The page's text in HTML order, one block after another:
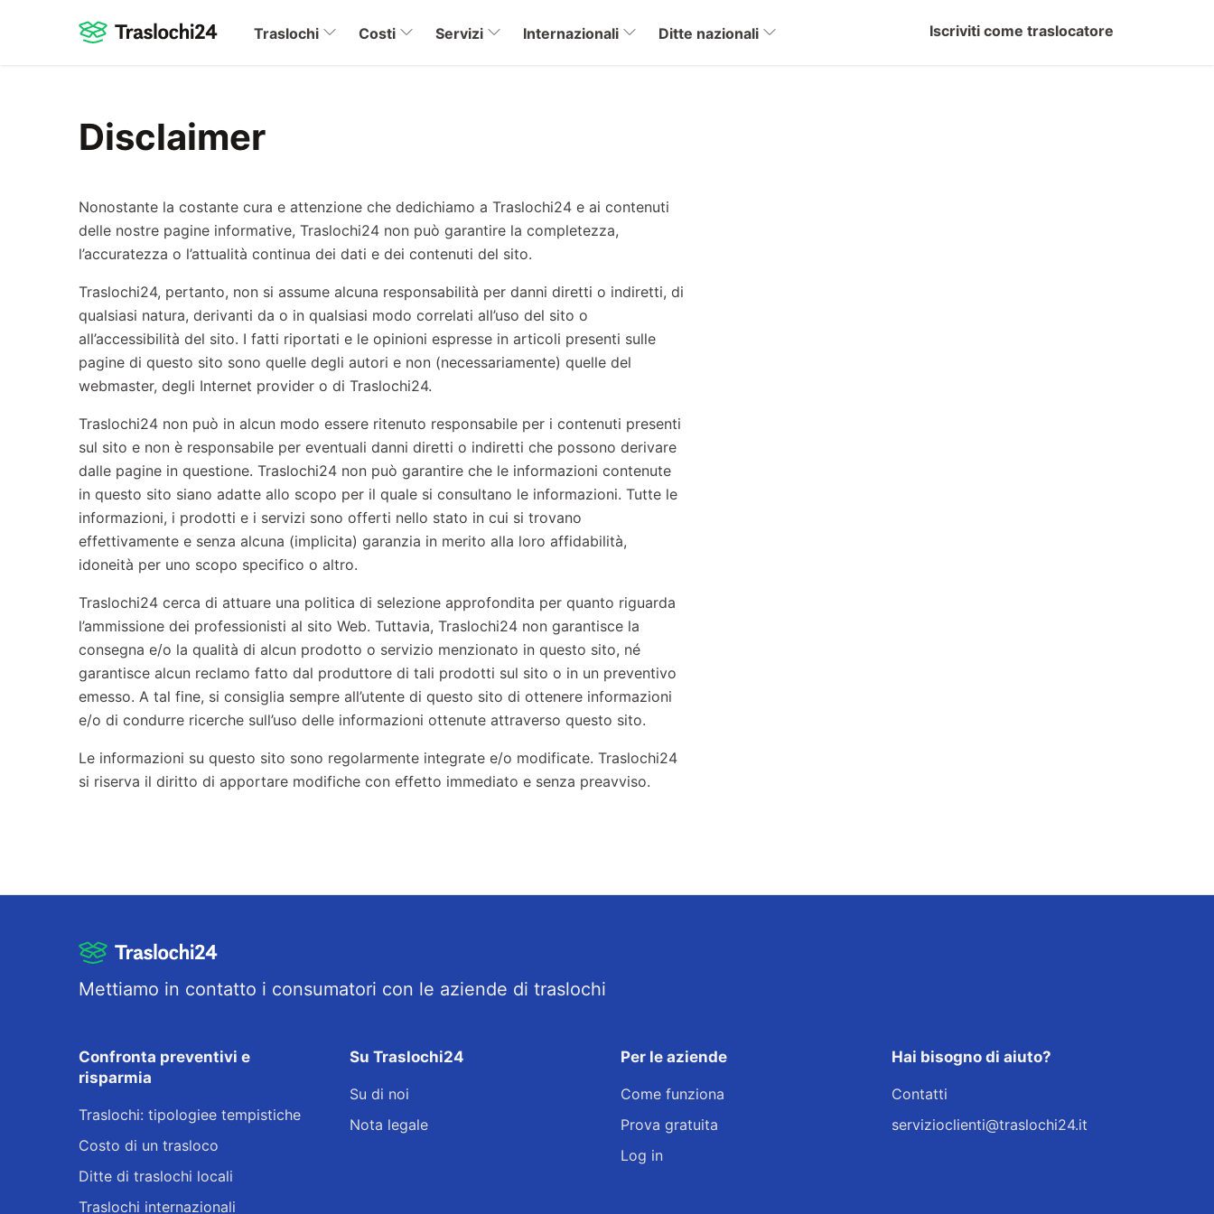
Traslochi Costi Servizi Internazionali Ditte nazionali Iscriviti come traslocatore
Disclaimer
Nonostante la costante cura e attenzione che dedichiamo a Traslochi24 e ai contenuti
delle nostre pagine informative, Traslochi24 non può garantire la completezza,
l’accuratezza o l’attualità continua dei dati e dei contenuti del sito.
Traslochi24, pertanto, non si assume alcuna responsabilità per danni diretti o indiretti, di
qualsiasi natura, derivanti da o in qualsiasi modo correlati all’uso del sito o
all’accessibilità del sito. I fatti riportati e le opinioni espresse in articoli presenti sulle
pagine di questo sito sono quelle degli autori e non (necessariamente) quelle del
webmaster, degli Internet provider o di Traslochi24.
Traslochi24 non può in alcun modo essere ritenuto responsabile per i contenuti presenti
sul sito e non è responsabile per eventuali danni diretti o indiretti che possono derivare
dalle pagine in questione. Traslochi24 non può garantire che le informazioni contenute
in questo sito siano adatte allo scopo per il quale si consultano le informazioni. Tutte le
informazioni, i prodotti e i servizi sono offerti nello stato in cui si trovano
effettivamente e senza alcuna (implicita) garanzia in merito alla loro affidabilità,
idoneità per uno scopo specifico o altro.
Traslochi24 cerca di attuare una politica di selezione approfondita per quanto riguarda
l’ammissione dei professionisti al sito Web. Tuttavia, Traslochi24 non garantisce la
consegna e/o la qualità di alcun prodotto o servizio menzionato in questo sito, né
garantisce alcun reclamo fatto dal produttore di tali prodotti sul sito o in un preventivo
emesso. A tal fine, si consiglia sempre all’utente di questo sito di ottenere informazioni
e/o di condurre ricerche sull’uso delle informazioni ottenute attraverso questo sito.
Le informazioni su questo sito sono regolarmente integrate e/o modificate. Traslochi24
si riserva il diritto di apportare modifiche con effetto immediato e senza preavviso.
Mettiamo in contatto i consumatori con le aziende di traslochi
Confronta preventivi e
risparmia
Traslochi: tipologiee tempistiche
Costo di un trasloco
Ditte di traslochi locali
Traslochi internazionali
Su Traslochi24
Su di noi
Nota legale
Per le aziende
Come funziona
Prova gratuita
Log in
Hai bisogno di aiuto?
Contatti
servizioclienti@traslochi24.it